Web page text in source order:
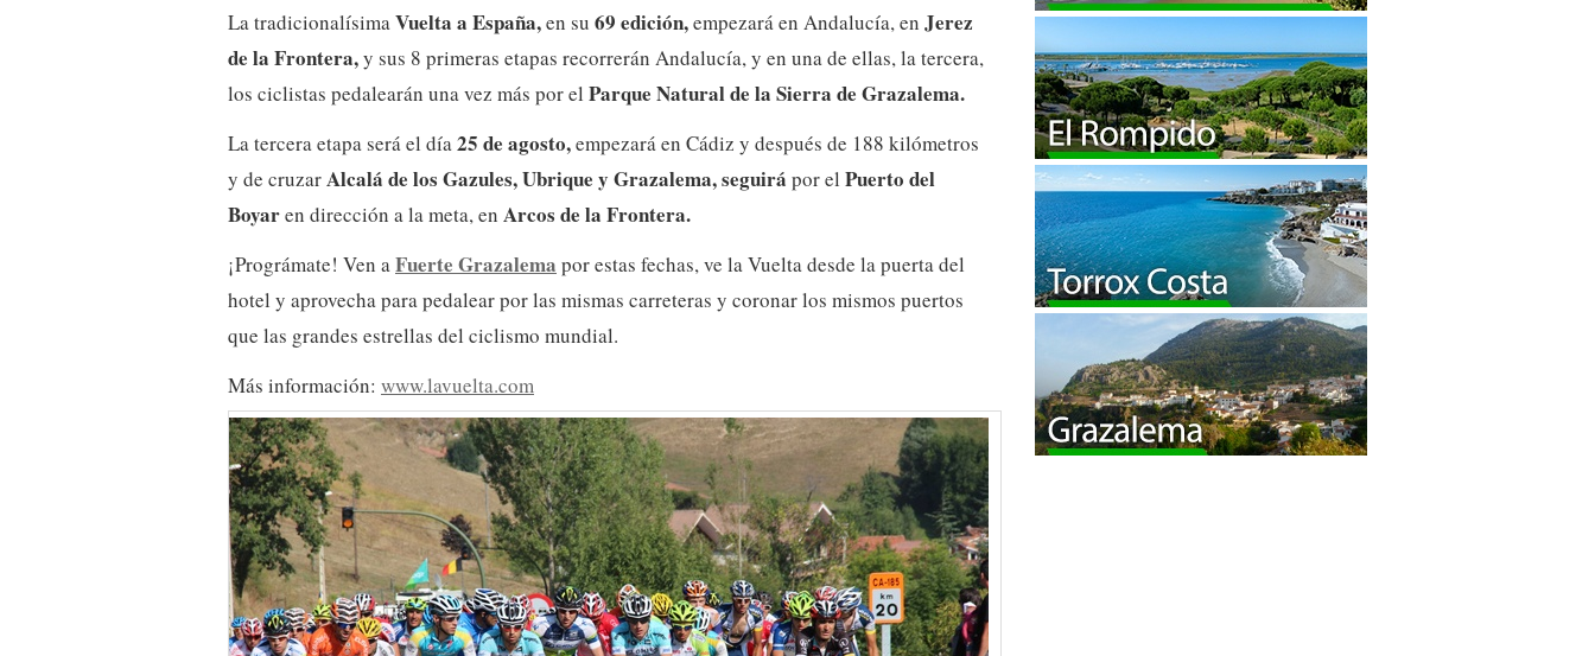
La tradicionalísimaVuelta a España,en su 69 edición,empezará en Andalucía, en Jerez
de la Frontera,y sus 8 primeras etapas recorrerán Andalucía, y en una de ellas, la tercera,
los ciclistas pedalearán una vez más por el Parque Natural de la Sierra de Grazalema.
La tercera etapa será el día25 de agosto,empezará en Cádiz y después de 188 kilómetros
y de cruzarAlcalá de los Gazules, Ubrique y Grazalema, seguirá por el Puerto del
Boyaren dirección a la meta, en Arcos de la Frontera.
¡Prográmate! Ven aFuerte Grazalema por estas fechas, ve la Vuelta desde la puerta del
hotel y aprovecha para pedalear por las mismas carreteras y coronar los mismos puertos
que las grandes estrellas del ciclismo mundial.
Más información: www.lavuelta.com